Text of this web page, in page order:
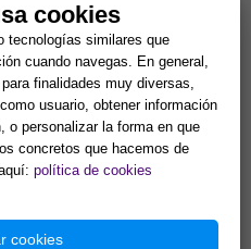
100 gr. (Para atraer riqueza,
abundancia y prosperidad)
El Jabón Don Juan del Dinero
de 100g es un preparado de la
cosmética esotérica
consagrado a la entidad
espirit...
4,54 €
Comprar
cookies
tecnologías similares que
cuando navegas. En general,
finalidades muy diversas,
usuario, obtener información
o personalizar la forma en que
concretos que hacemos de
política de cookies
cookies